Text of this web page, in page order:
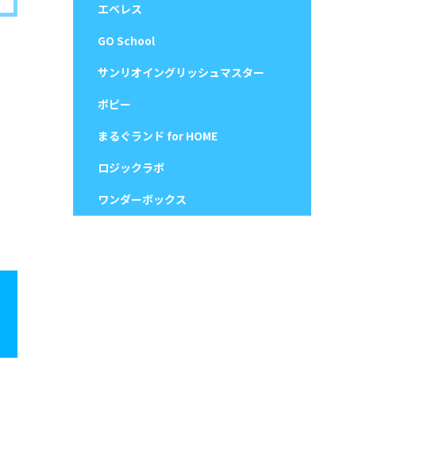
エベレス
GO School
サンリオイングリッシュマスター
ポピー
まるぐランド for HOME
ロジックラボ
ワンダーボックス